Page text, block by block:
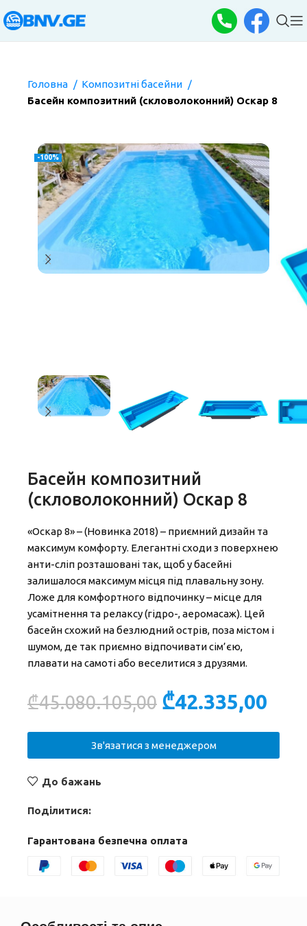
Головна
Композитні басейни
Басейн композитний (скловолоконний) Оскар 8
-100%
Басейн композитний
(скловолоконний) Оскар 8
«Оскар 8» – (Новинка 2018) – приємний дизайн та
максимум комфорту. Елегантні сходи з поверхнею
анти-сліп розташовані так, щоб у басейні
залишалося максимум місця під плавальну зону.
Ложе для комфортного відпочинку – місце для
усамітнення та релаксу (гідро-, аеромасаж). Цей
басейн схожий на безлюдний острів, поза містом і
шумом, де так приємно відпочивати сім’єю,
плавати на самоті або веселитися з друзями.
₾45.080.105,00 ₾42.335,00
Зв'язатися з менеджером
До бажань
Поділитися:
Гарантована безпечна оплата